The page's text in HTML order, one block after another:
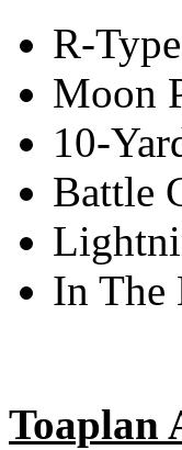
R-Type
Moon
10-
Battle
In The
Toaplan